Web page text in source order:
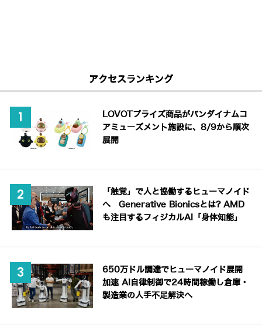
アクセスランキング
LOVOTプライズ商品がバンダイナムコ
アミューズメント施設に、8/9から順次
展開
「触覚」で人と協働するヒューマノイド
へ Generative Bionicsとは? AMD
も注目するフィジカルAI「身体知能」
650万ドル調達でヒューマノイド展開
加速 AI自律制御で24時間稼働し倉庫・
製造業の人手不足解決へ